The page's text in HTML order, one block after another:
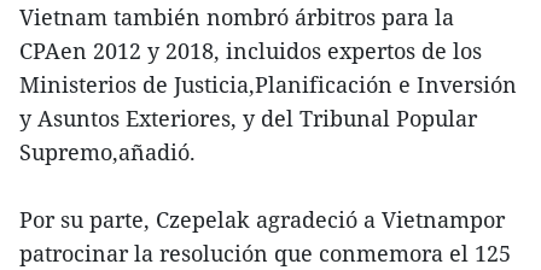
Vietnam también nombró árbitros para la
CPAen 2012 y 2018, incluidos expertos de los
Ministerios de Justicia,Planificación e Inversión
y Asuntos Exteriores, y del Tribunal Popular
Supremo,añadió.
Por su parte, Czepelak agradeció a Vietnampor
patrocinar la resolución que conmemora el 125